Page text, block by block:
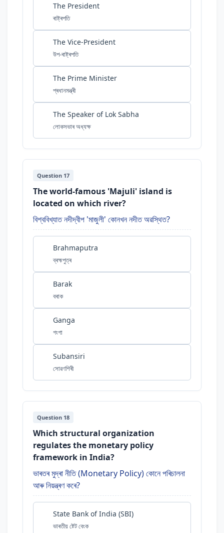
The President
ৰাষ্ট্ৰপতি
The Vice-President
উপ-ৰাষ্ট্ৰপতি
The Prime Minister
প্ৰধানমন্ত্ৰী
The Speaker of Lok Sabha
লোকসভাৰ অধ্যক্ষ
Question 17
The world-famous 'Majuli' island is
located on which river?
বিশ্ববিখ্যাত নদীদ্বীপ 'মাজুলী' কোনখন নদীত অৱস্থিত?
Brahmaputra
ব্ৰহ্মপুত্ৰ
Barak
বৰাক
Ganga
গংগা
Subansiri
সোৱণশিৰী
Question 18
Which structural organization
regulates the monetary policy
framework in India?
ভাৰতৰ মুদ্ৰা নীতি (Monetary Policy) কোনে পৰিচালনা
আৰু নিয়ন্ত্ৰণ কৰে?
State Bank of India (SBI)
ভাৰতীয় ষ্টেট বেংক